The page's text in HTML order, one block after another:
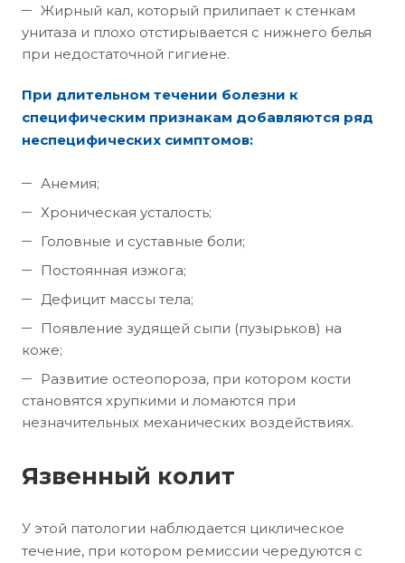
Жирный кал, который прилипает к стенкам
унитаза и плохо отстирывается с нижнего белья
при недостаточной гигиене.
При длительном течении болезни к
специфическим признакам добавляются ряд
неспецифических симптомов:
Анемия;
Хроническая усталость;
Головные и суставные боли;
Постоянная изжога;
Дефицит массы тела;
Появление зудящей сыпи (пузырьков) на
коже;
Развитие остеопороза, при котором кости
становятся хрупкими и ломаются при
незначительных механических воздействиях.
Язвенный колит
У этой патологии наблюдается циклическое
течение, при котором ремиссии чередуются с